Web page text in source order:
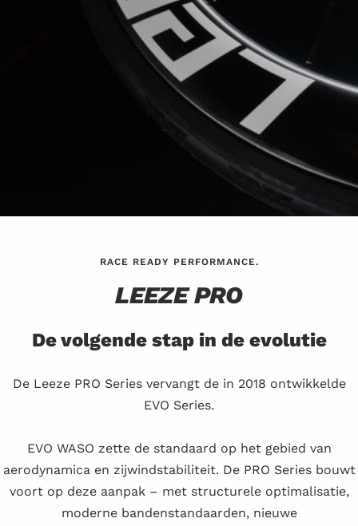
RACE READY PERFORMANCE.
LEEZE PRO
De volgende stap in de evolutie
De Leeze PRO Series vervangt de in 2018 ontwikkelde
EVO Series.
EVO WASO zette de standaard op het gebied van
aerodynamica en zijwindstabiliteit. De PRO Series bouwt
voort op deze aanpak – met structurele optimalisatie,
moderne bandenstandaarden, nieuwe